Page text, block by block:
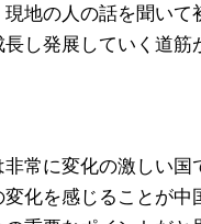
地の人の話を聞いて
し発展していく道筋
常に変化の激しい国
化を感じることが中